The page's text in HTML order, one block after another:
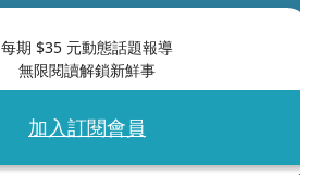
每期 $35 元動態話題報導
無限閱讀解鎖新鮮事
加入訂閱會員